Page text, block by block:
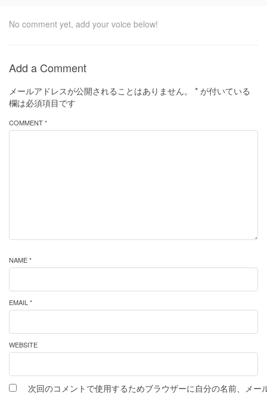
No comment yet, add your voice below!
Add a Comment
メールアドレスが公開されることはありません。 * が付いている
欄は必須項目です
COMMENT *
NAME *
EMAIL *
WEBSITE
次回のコメントで使用するためブラウザーに自分の名前、メー